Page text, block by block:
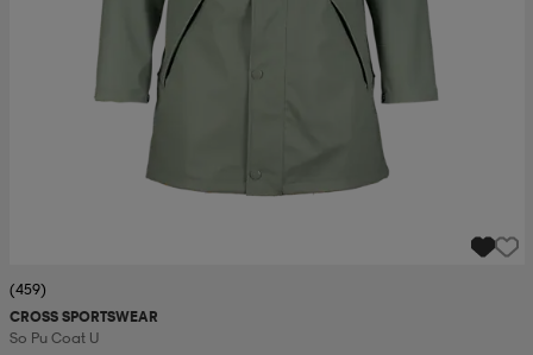
(459)
CROSS SPORTSWEAR
So Pu Coat U